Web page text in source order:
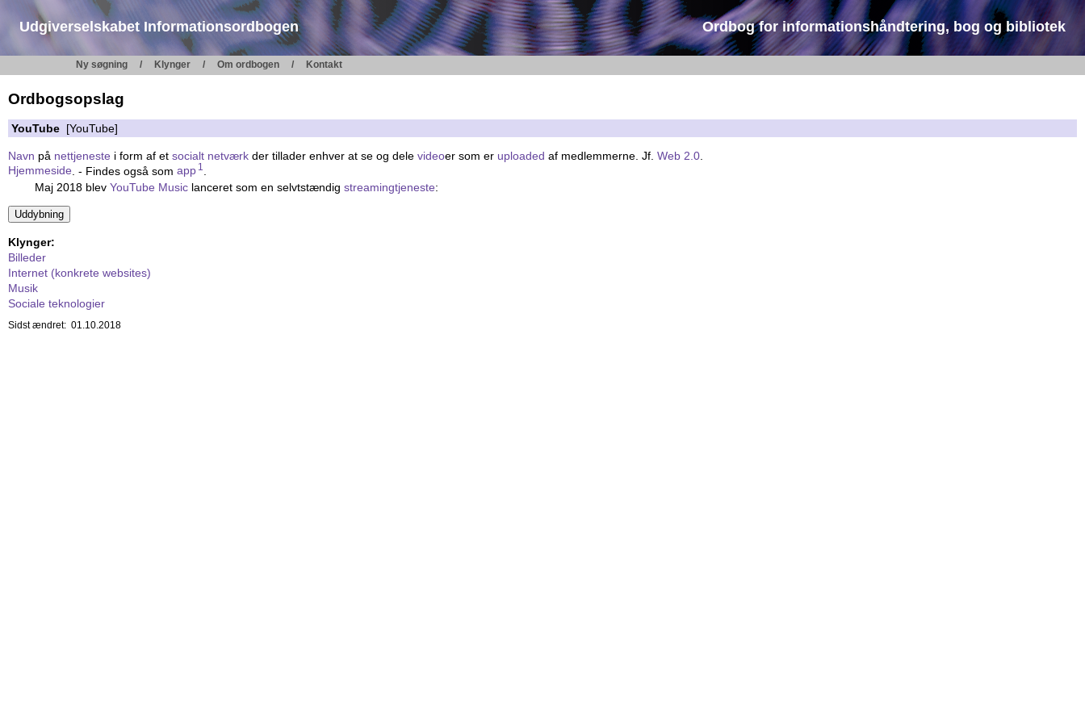
Udgiverselskabet Informationsordbogen Ordbog for informationshåndtering, bog og bibliotek
Ny søgning Klynger Om ordbogen Kontakt
Ordbogsopslag
YouTube [YouTube]
Navn på nettjeneste i form af et socialt netværk der tillader enhver at se og dele videoer som er uploaded af medlemmerne. Jf. Web 2.0
Hjemmeside . - Findes også som app 1
Maj 2018 blev YouTube Musiclanceret som en selvtstændig streamingtjeneste:
Klynger:
Billeder
Internet (konkrete websites)
Musik
Sociale teknologier
Sidst ændret: 01.10.2018